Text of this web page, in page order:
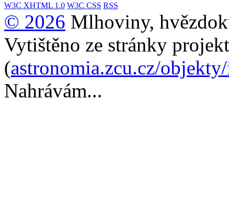
W3C XHTML 1.0 W3C CSS RSS
© 2026 Mlhoviny,
Vytištěno ze stránky
(astronomia.zcu.cz/
Nahrávám...